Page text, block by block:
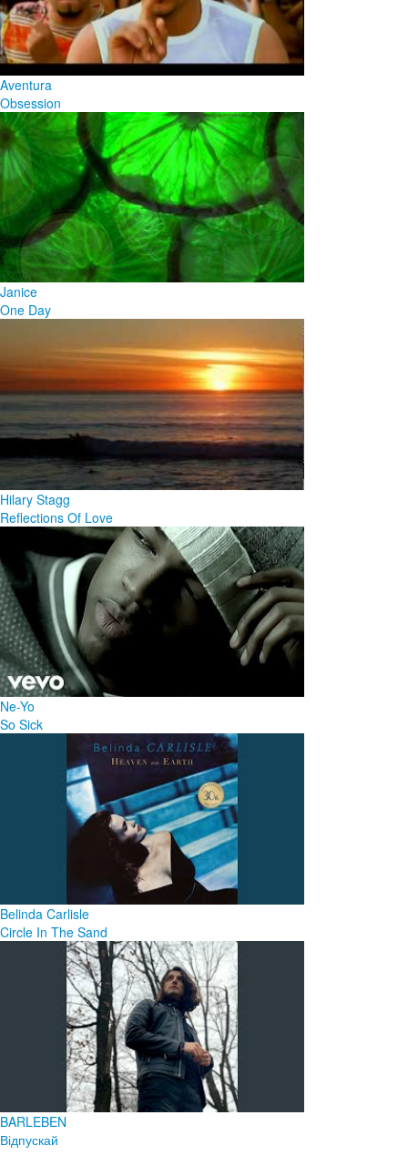
Aventura
Obsession
Janice
One Day
Hilary Stagg
Reflections Of Love
Ne-Yo
So Sick
Belinda Carlisle
Circle In The Sand
BARLEBEN
Відпускай